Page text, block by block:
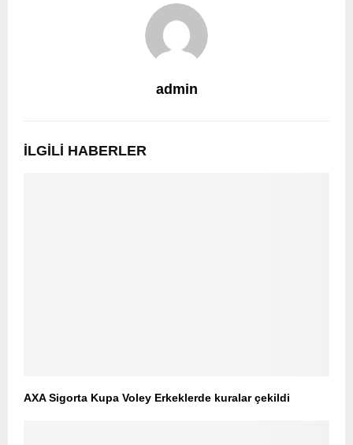
admin
İLGILI HABERLER
AXA Sigorta Kupa Voley Erkeklerde kuralar çekildi